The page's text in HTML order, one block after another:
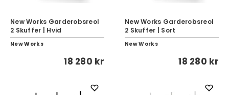
New Works Garderobsreol
2 Skuffer | Hvid
New Works
18 280 kr
New Works Garderobsreol
2 Skuffer | Sort
New Works
18 280 kr